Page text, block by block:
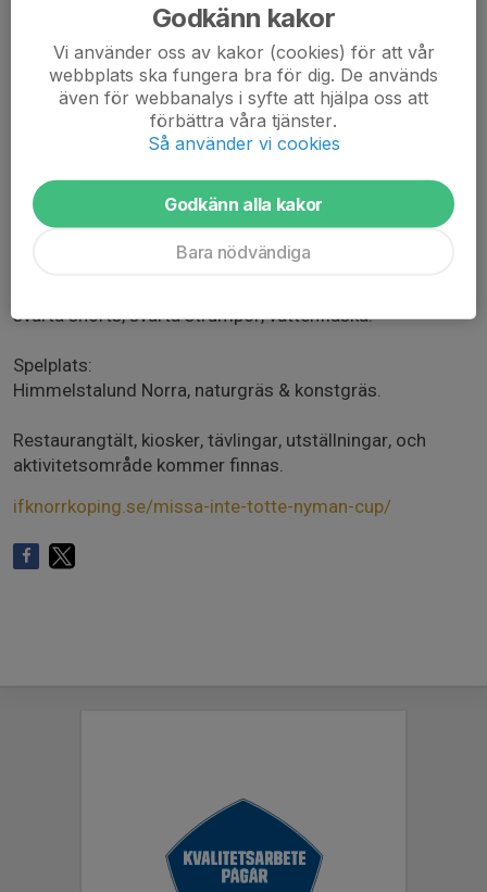
15:30 Smedby AIS:Gul - Kimstad GoIF
16:45 AIK:Svart - Smedby AIS:Gul
17:35 Krokeks IF:Röd - Smedy AIS:Gul
Smedby AIS Svart:
14:40 Smedby AIS:Svart - Eneby BK:Eneby 2
16:45 AIK:Gul - Smedby AIS:Svart
17:35 Krokeks IF:Vit - Smedby AIS:Svart
svarta shorts, svarta strumpor, vattenflaska.
Spelplats:
Himmelstalund Norra, naturgräs & konstgräs.
Restaurangtält, kiosker, tävlingar, utställningar, och
aktivitetsområde kommer finnas.
ifknorrkoping.se/missa-inte-totte-nyman-cup/
Godkänn kakor
Vi använder oss av kakor (cookies) för att vår
webbplats ska fungera bra för dig. De används
även för webbanalys i syfte att hjälpa oss att
förbättra våra tjänster.
Så använder vi cookies
Godkänn alla kakor
Bara nödvändiga